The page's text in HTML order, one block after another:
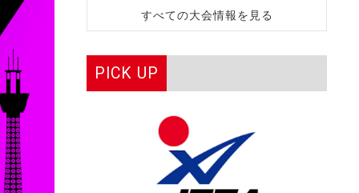
すべての大会情報を見る
PICK UP